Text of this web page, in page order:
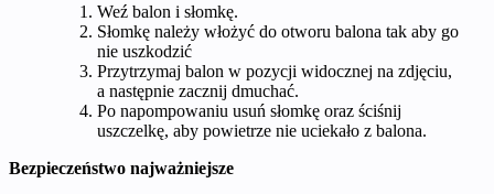
Weź balon i słomkę.
Słomkę należy włożyć do otworu balona tak aby go
nie uszkodzić
Przytrzymaj balon w pozycji widocznej na zdjęciu,
a następnie zacznij dmuchać.
Po napompowaniu usuń słomkę oraz ściśnij
uszczelkę, aby powietrze nie uciekało z balona.
Bezpieczeństwo najważniejsze